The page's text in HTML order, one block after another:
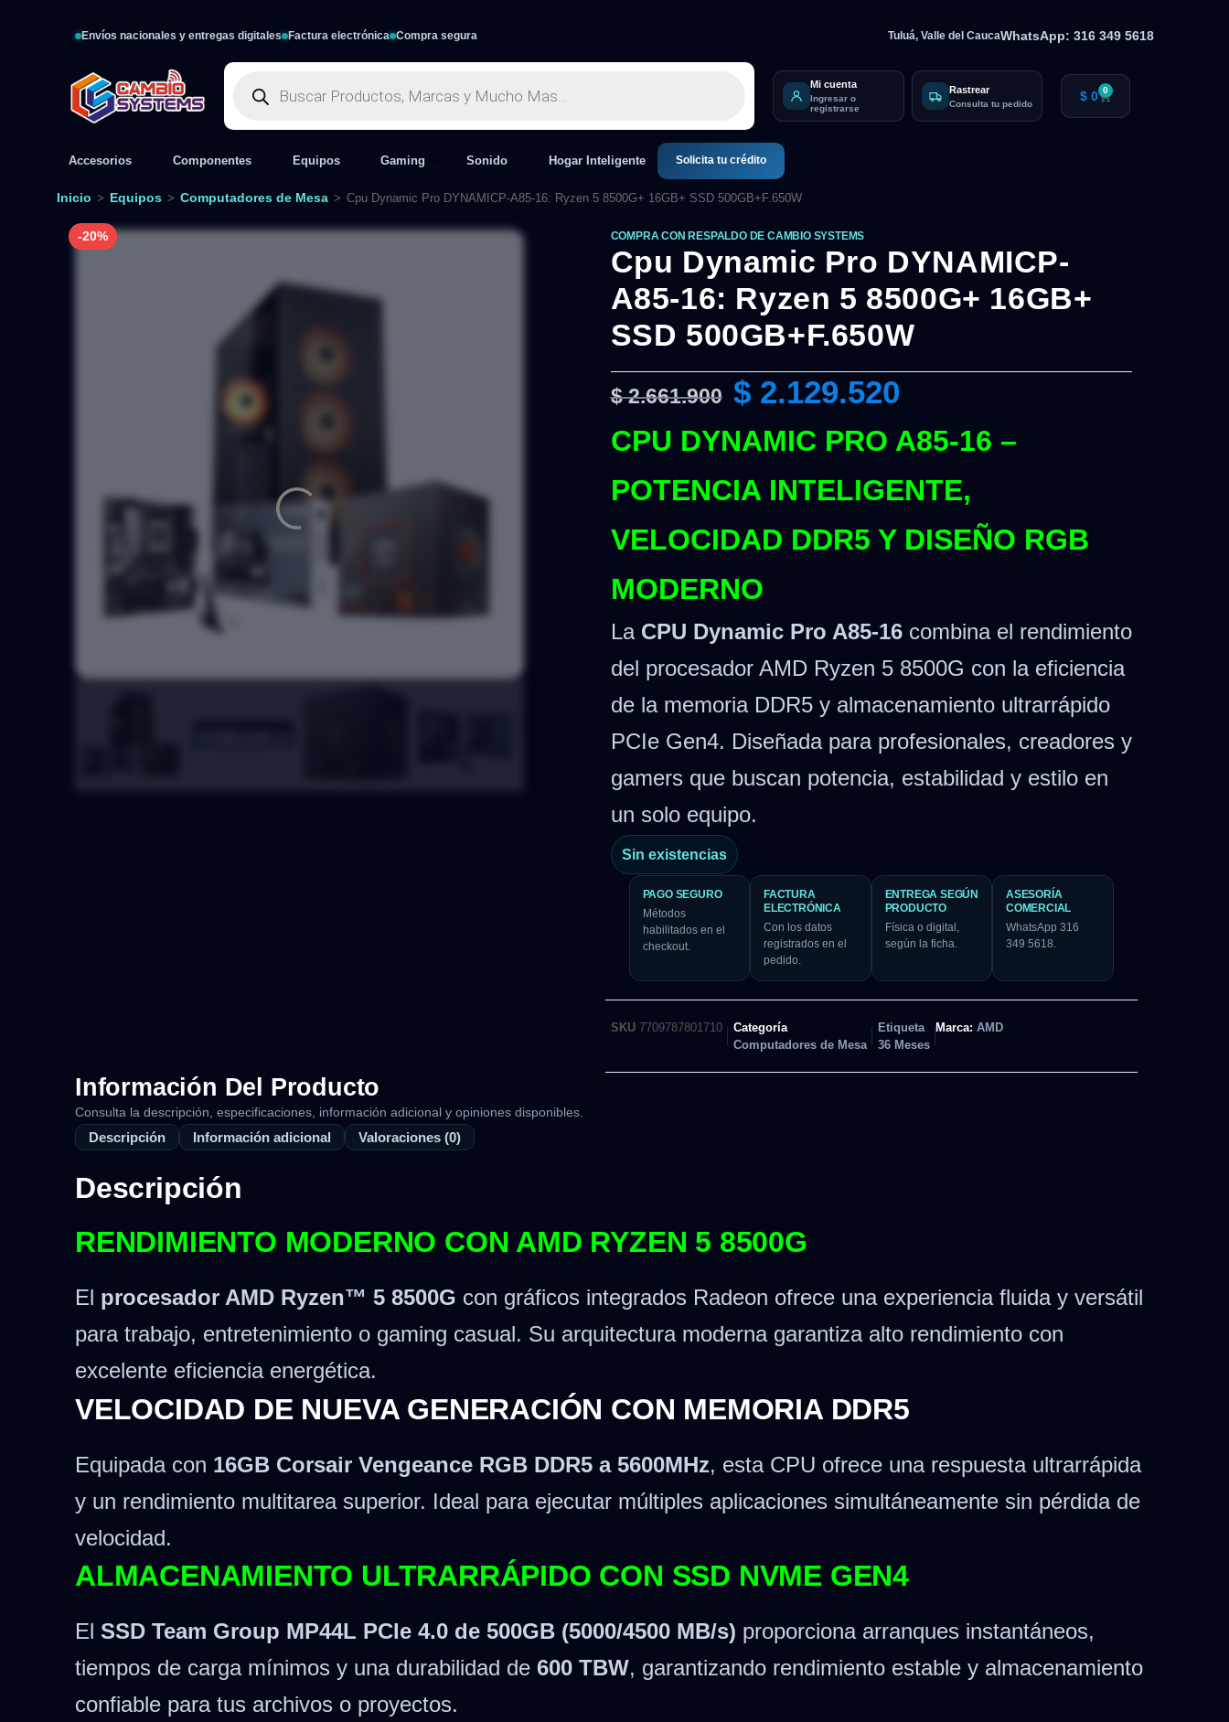
Envíos nacionales y entregas digitales Factura electrónica Compra segura Tuluá, Valle del CaucaWhatsApp: 316 349 5618
Mi cuenta
Ingresar o
registrarse
Rastrear
Consulta tu pedido $ 0 0
Accesorios Componentes Equipos Gaming Sonido Hogar Inteligente Solicita tu crédito
Inicio > Equipos > Computadores de Mesa > Cpu Dynamic Pro DYNAMICP-A85-16: Ryzen 5 8500G+ 16GB+ SSD 500GB+F.650W
-20% COMPRA CON RESPALDO DE CAMBIO SYSTEMS
Cpu Dynamic Pro DYNAMICP-
A85-16: Ryzen 5 8500G+ 16GB+
SSD 500GB+F.650W
$2.661.900 $2.129.520
CPU DYNAMIC PRO A85-16 –
POTENCIA INTELIGENTE,
VELOCIDAD DDR5 Y DISEÑO RGB
MODERNO
La CPU Dynamic Pro A85-16combina el rendimiento
del procesador AMD Ryzen 5 8500G con la eficiencia
de la memoria DDR5 y almacenamiento ultrarrápido
PCIe Gen4. Diseñada para profesionales, creadores y
gamers que buscan potencia, estabilidad y estilo en
un solo equipo.
Sin existencias
PAGO SEGURO
Métodos
habilitados en el
checkout.
FACTURA
ELECTRÓNICA
Con los datos
registrados en el
pedido.
ENTREGA SEGÚN
PRODUCTO
Física o digital,
según la ficha.
ASESORÍA
COMERCIAL
WhatsApp 316
349 5618.
SKU 7709787801710
Categoría
Computadores de Mesa
Etiqueta
36 Meses
Marca: AMD
Información Del Producto
Consulta la descripción, especificaciones, información adicional y opiniones disponibles.
Descripción Información adicional Valoraciones (0)
Descripción
RENDIMIENTO MODERNO CON AMD RYZEN 5 8500G
El procesador AMD Ryzen™ 5 8500G con gráficos integrados Radeon ofrece una experiencia fluida y versátil
para trabajo, entretenimiento o gaming casual. Su arquitectura moderna garantiza alto rendimiento con
excelente eficiencia energética.
VELOCIDAD DE NUEVA GENERACIÓN CON MEMORIA DDR5
Equipada con 16GB Corsair Vengeance RGB DDR5 a 5600MHz, esta CPU ofrece una respuesta ultrarrápida
y un rendimiento multitarea superior. Ideal para ejecutar múltiples aplicaciones simultáneamente sin pérdida de
velocidad.
ALMACENAMIENTO ULTRARRÁPIDO CON SSD NVME GEN4
El SSD Team Group MP44L PCIe 4.0 de 500GB (5000/4500 MB/s) proporciona arranques instantáneos,
tiempos de carga mínimos y una durabilidad de 600 TBW, garantizando rendimiento estable y almacenamiento
confiable para tus archivos o proyectos.